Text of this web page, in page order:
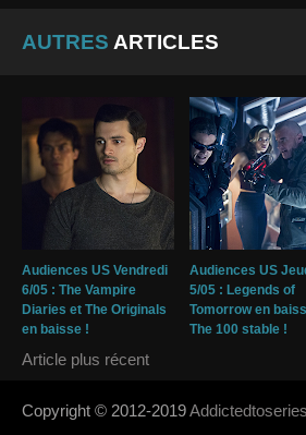
AUTRES ARTICLES
Audiences US Vendredi
6/05 : The Vampire
Diaries et The Originals
en baisse !
Audiences US
5/05 : Legends of
Tomorrow en
The 100 stable !
Article plus récent
Copyright © 2012-2019